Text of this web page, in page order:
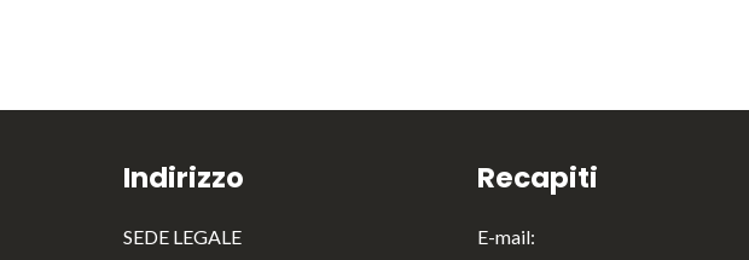
Indirizzo
SEDE LEGALE
Recapiti
E-mail: